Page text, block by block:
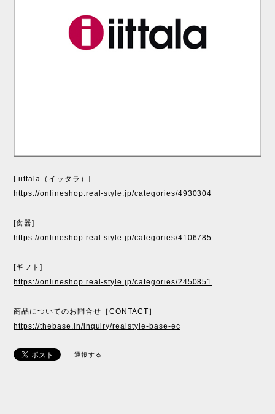
[ iittala（イッタラ）]
https://onlineshop.real-style.jp/categories/4930304
[食器]
https://onlineshop.real-style.jp/categories/4106785
[ギフト]
https://onlineshop.real-style.jp/categories/2450851
商品についてのお問合せ［CONTACT］
https://thebase.in/inquiry/realstyle-base-ec
通報する